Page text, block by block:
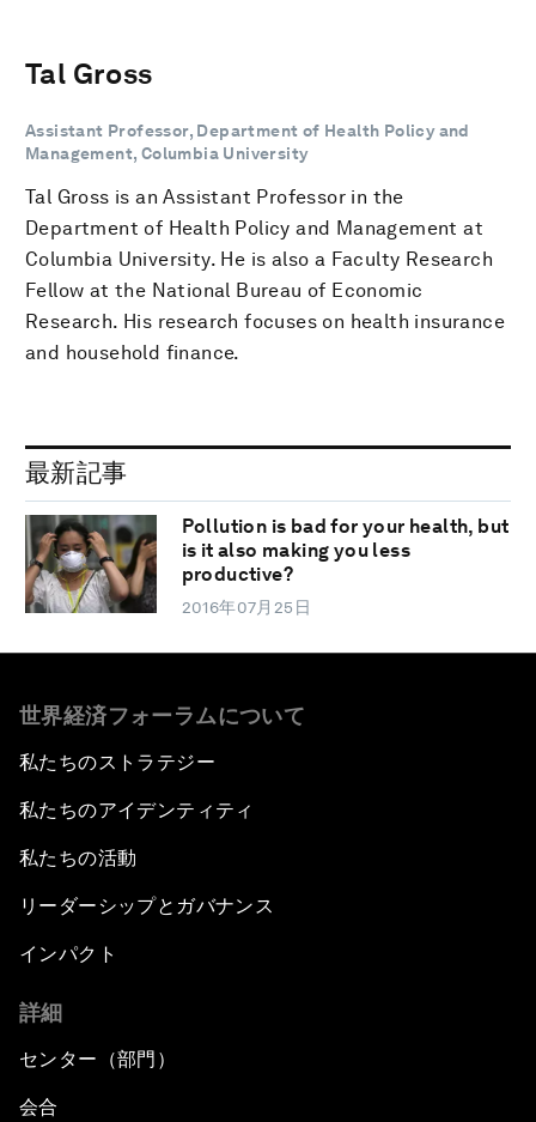
Tal Gross
Assistant Professor, Department of Health Policy and
Management, Columbia University
Tal Gross is an Assistant Professor in the
Department of Health Policy and Management at
Columbia University. He is also a Faculty Research
Fellow at the National Bureau of Economic
Research. His research focuses on health insurance
and household finance.
最新記事
Pollution is bad for your health, but
is it also making you less
productive?
2016年07月25日
世界経済フォーラムについて
私たちのストラテジー
私たちのアイデンティティ
私たちの活動
リーダーシップとガバナンス
インパクト
詳細
センター（部門）
会合